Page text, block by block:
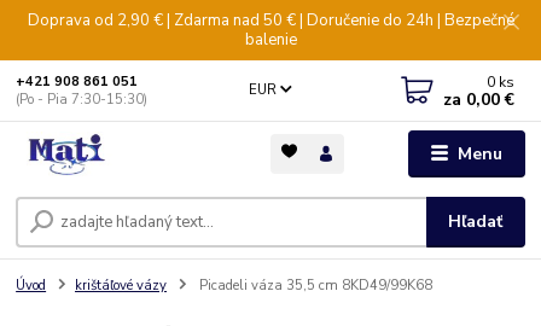
Doprava od 2,90 € | Zdarma nad 50 € | Doručenie do 24h | Bezpečné
balenie
Menu
EUR
Hľadať
+421 908 861 051
(Po - Pia 7:30-15:30)
0 ks
za 0,00 €
Úvod krištáľové vázy Picadeli váza 35,5 cm 8KD49/99K68